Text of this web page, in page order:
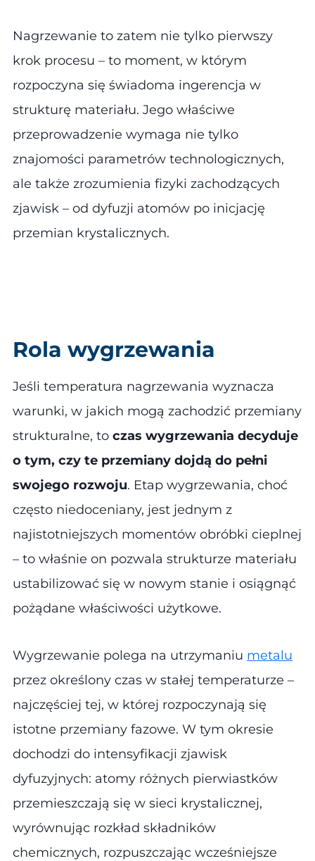
Nagrzewanie to zatem nie tylko pierwszy
krok procesu – to moment, w którym
rozpoczyna się świadoma ingerencja w
strukturę materiału. Jego właściwe
przeprowadzenie wymaga nie tylko
znajomości parametrów technologicznych,
ale także zrozumienia fizyki zachodzących
zjawisk – od dyfuzji atomów po inicjację
przemian krystalicznych.
Rola wygrzewania
Jeśli temperatura nagrzewania wyznacza
warunki, w jakich mogą zachodzić przemiany
strukturalne, to czas wygrzewania decyduje
o tym, czy te przemiany dojdą do pełni
swojego rozwoju. Etap wygrzewania, choć
często niedoceniany, jest jednym z
najistotniejszych momentów obróbki cieplnej
– to właśnie on pozwala strukturze materiału
ustabilizować się w nowym stanie i osiągnąć
pożądane właściwości użytkowe.
Wygrzewanie polega na utrzymaniu metalu
przez określony czas w stałej temperaturze –
najczęściej tej, w której rozpoczynają się
istotne przemiany fazowe. W tym okresie
dochodzi do intensyfikacji zjawisk
dyfuzyjnych: atomy różnych pierwiastków
przemieszczają się w sieci krystalicznej,
wyrównując rozkład składników
chemicznych, rozpuszczając wcześniejsze